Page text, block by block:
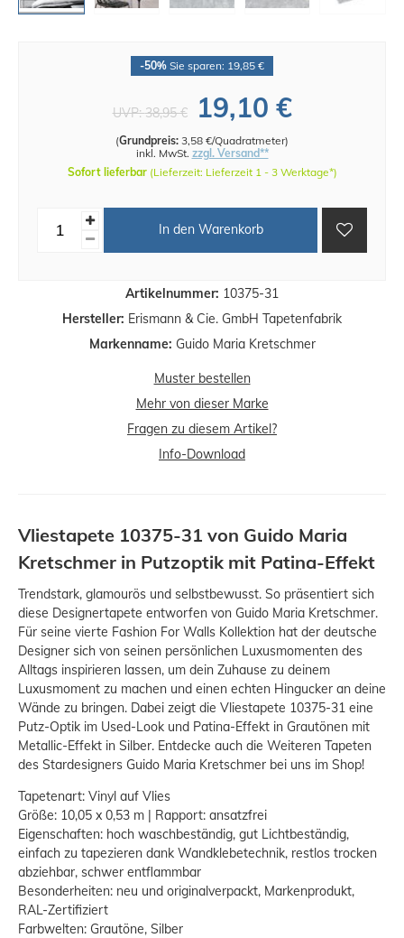
Artikelnummer: 10375-31
Hersteller: Erismann & Cie. GmbH Tapetenfabrik
Markenname: Guido Maria Kretschmer
-50% Sie sparen: 19,85 €
UVP:38,95 € 19,10 €
(Grundpreis: 3,58 €/Quadratmeter)
inkl. MwSt. zzgl. Versand**
Sofort lieferbar (Lieferzeit: Lieferzeit 1 - 3 Werktage*)
In den Warenkorb
Muster bestellen
Mehr von dieser Marke
Fragen zu diesem Artikel?
Info-Download
Vliestapete 10375-31 von Guido Maria
Kretschmer in Putzoptik mit Patina-Effekt
Trendstark, glamourös und selbstbewusst. So präsentiert sich
diese Designertapete entworfen von Guido Maria Kretschmer.
Für seine vierte Fashion For Walls Kollektion hat der deutsche
Designer sich von seinen persönlichen Luxusmomenten des
Alltags inspirieren lassen, um dein Zuhause zu deinem
Luxusmoment zu machen und einen echten Hingucker an deine
Wände zu bringen. Dabei zeigt die Vliestapete 10375-31 eine
Putz-Optik im Used-Look und Patina-Effekt in Grautönen mit
Metallic-Effekt in Silber. Entdecke auch die Weiteren Tapeten
des Stardesigners Guido Maria Kretschmer bei uns im Shop!
Tapetenart: Vinyl auf Vlies
Größe: 10,05 x 0,53 m | Rapport: ansatzfrei
Eigenschaften: hoch waschbeständig, gut Lichtbeständig,
einfach zu tapezieren dank Wandklebetechnik, restlos trocken
abziehbar, schwer entflammbar
Besonderheiten: neu und originalverpackt, Markenprodukt,
RAL-Zertifiziert
Farbwelten: Grautöne, Silber